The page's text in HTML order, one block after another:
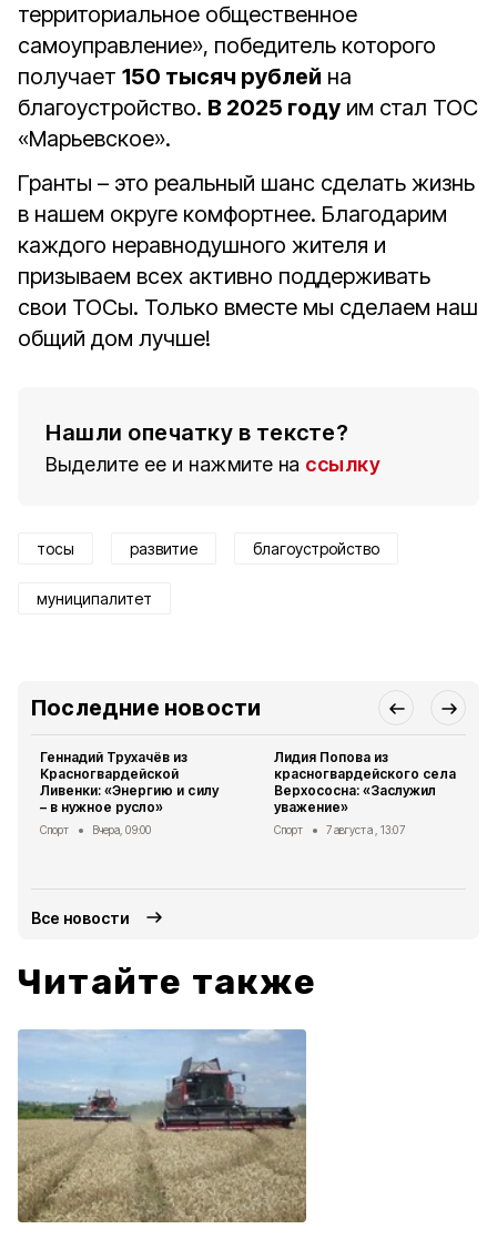
территориальное общественное
самоуправление», победитель которого
получает 150 тысяч рублей на
благоустройство. В 2025 году им стал ТОС
«Марьевское».
Гранты – это реальный шанс сделать жизнь
в нашем округе комфортнее. Благодарим
каждого неравнодушного жителя и
призываем всех активно поддерживать
свои ТОСы. Только вместе мы сделаем наш
общий дом лучше!
Нашли опечатку в тексте?
Выделите ее и нажмите на ссылку
тосы развитие благоустройство
муниципалитет
Последние новости
Геннадий Трухачёв из
Красногвардейской
Ливенки: «Энергию и силу
– в нужное русло»
Спорт Вчера, 09:00
Лидия Попова из
красногвардейского села
Верхососна: «Заслужил
уважение»
Спорт 7 августа , 13:07
Все новости
Читайте также